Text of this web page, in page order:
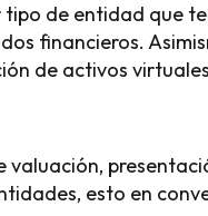
de entidad que
financieros.
de activos
valuación,
esto en